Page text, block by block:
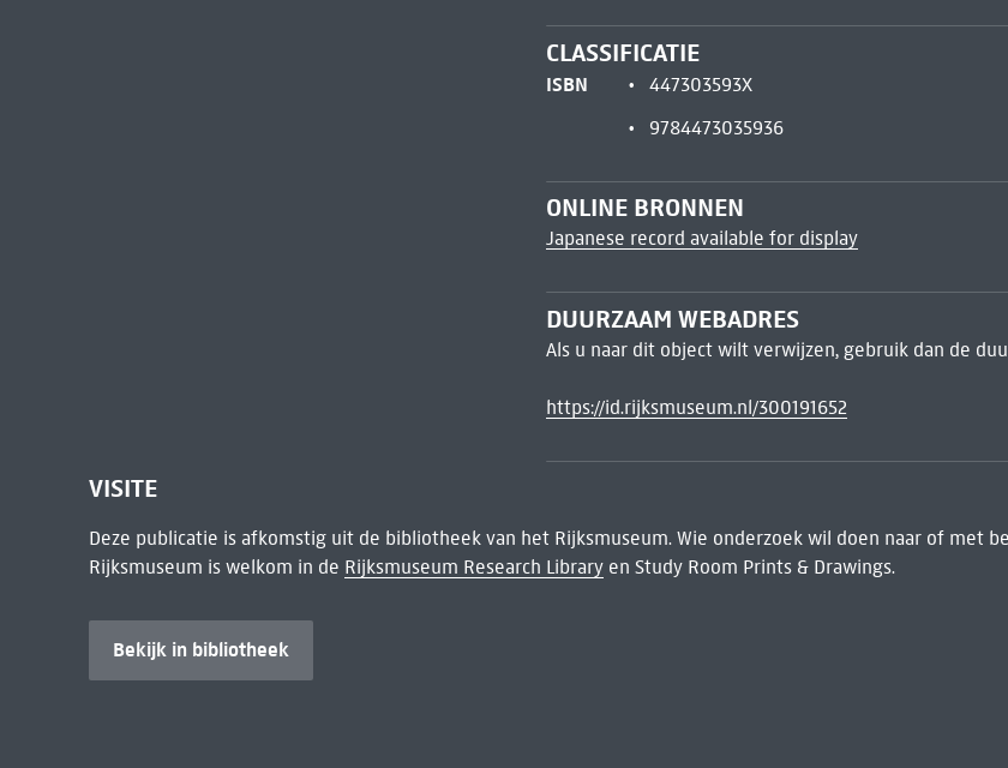
CLASSIFICATIE
ISBN
447303593X
9784473035936
ONLINE BRONNEN
Japanese record available for display
DUURZAAM WEBADRES
Als u naar dit object wilt verwijzen, gebruik dan de
https://id.rijksmuseum.nl/300191652
VISITE
Deze publicatie is afkomstig uit de bibliotheek van het Rijksmuseum. Wie onderzoek wil doen naar of met
Rijksmuseum is welkom in de Rijksmuseum Research Libraryen Study Room Prints & Drawings.
Bekijk in bibliotheek